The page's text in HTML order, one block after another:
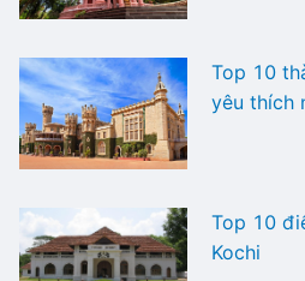
Top 10
yêu thích
Top 10
Kochi